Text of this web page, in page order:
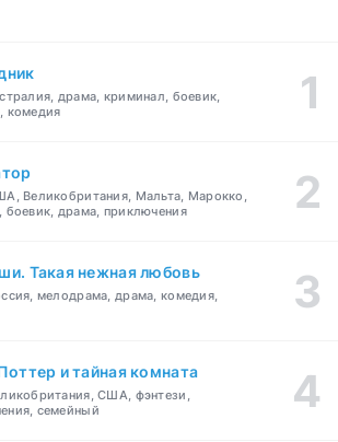
драма, криминал, боевик,
комедия
Великобритания, Мальта, Марокко,
боевик, драма, приключения
Такая нежная любовь
мелодрама, драма, комедия,
и тайная комната
США, фэнтези,
семейный